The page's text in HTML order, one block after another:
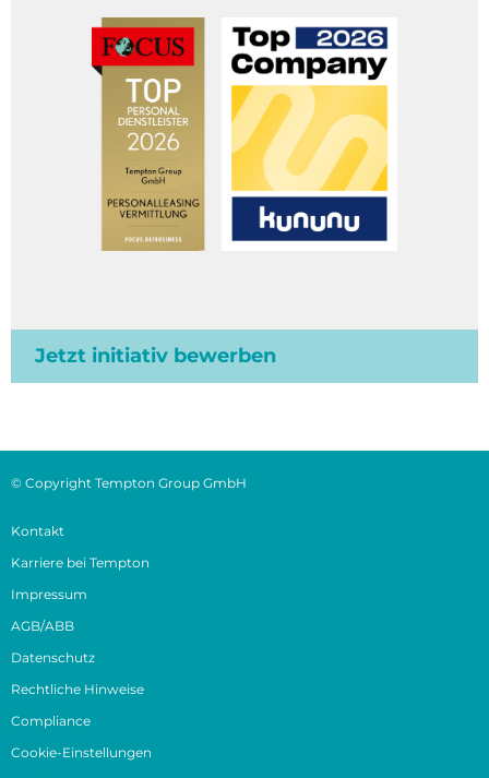
Jetzt initiativ bewerben
© Copyright Tempton Group GmbH
Kontakt
Karriere bei Tempton
Impressum
AGB/ABB
Datenschutz
Rechtliche Hinweise
Compliance
Cookie-Einstellungen